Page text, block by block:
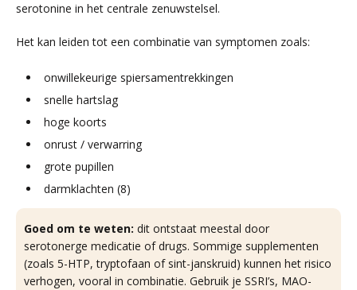
serotonine in het centrale zenuwstelsel.
Het kan leiden tot een combinatie van symptomen zoals:
onwillekeurige spiersamentrekkingen
snelle hartslag
hoge koorts
onrust / verwarring
grote pupillen
darmklachten (8)
Goed om te weten: dit ontstaat meestal door
serotonerge medicatie of drugs. Sommige supplementen
(zoals 5-HTP, tryptofaan of sint-janskruid) kunnen het risico
verhogen, vooral in combinatie. Gebruik je SSRI’s, MAO-